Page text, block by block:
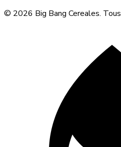
© 2026 Big Bang Cereales.